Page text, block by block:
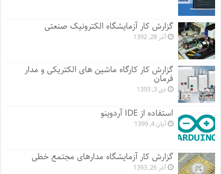
گزارش کار آزمایشگاه الکترونیک صنعتی
آذر 28, 1392
گزارش کار کارگاه ماشین های الکتریکی و مدار
فرمان
دی 3, 1393
استفاده از IDE آردوینو
آبان 4, 1399
گزارش کار آزمایشگاه مدارهای مجتمع خطی
آذر 26, 1393